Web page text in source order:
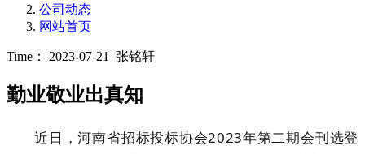
公司动态
网站首页
Time： 2023-07-21 张铭轩
勤业敬业出真知
近日，河南省招标投标协会2023年第二期会刊选登